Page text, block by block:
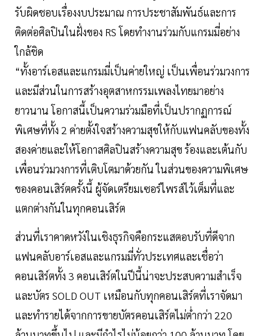
รับผิดชอบเรื่องงบประมาณ การประชาสัมพันธ์และการ
ติดต่อศิลปินในฝั่งของ RS โดยทำงานร่วมกับแกรมมี่อย่าง
ใกล้ชิด
“ทั้งอาร์เอสและแกรมมี่เป็นค่ายใหญ่ เป็นเพื่อนร่วมวงการ
และมีส่วนในการสร้างอุตสาหกรรมเพลงไทยมาอย่าง
ยาวนาน โอกาสนี้เป็นความร่วมมือที่เป็นปรากฏการณ์
พิเศษที่ทั้ง 2 ค่ายตั้งใจสร้างความสุขให้กับแฟนคลับของทั้ง
สองค่ายและให้โอกาสศิลปินสร้างความสุข ร้องและเต้นกับ
เพื่อนร่วมวงการที่เติบโตมาด้วยกัน ในส่วนของความพิเศษ
ของคอนเสิร์ตครั้งนี้ ผู้จัดเตรียมเซอร์ไพรส์ไว้เต็มที่และ
แตกต่างกันในทุกคอนเสิร์ต
ส่วนที่เราคาดหวังในเชิงธุรกิจคือกระแสตอบรับที่ดีจาก
แฟนคลับอาร์เอสและแกรมมี่ทั่วประเทศและเชื่อว่า
คอนเสิร์ตทั้ง 3 คอนเสิร์ตในปีนี้น่าจะประสบความสำเร็จ
และบัตร SOLD OUT เหมือนกับทุกคอนเสิร์ตที่เราจัดมา
และทำรายได้จากการขายบัตรคอนเสิร์ตไม่ต่ำกว่า 220